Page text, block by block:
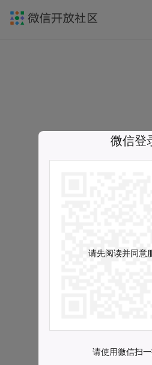
微信登
请先阅读并同意
请使用微信扫